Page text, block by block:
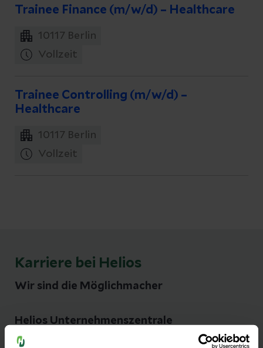
Trainee Finance (m/w/d) – Healthcare
10117 Berlin
Vollzeit
Trainee Controlling (m/w/d) –
Healthcare
10117 Berlin
Vollzeit
Karriere bei Helios
Wir sind die Möglichmacher
Helios Unternehmenszentrale